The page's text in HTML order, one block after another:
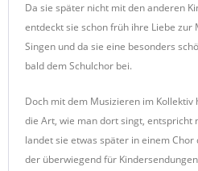
Da sie später nicht mit den anderen
entdeckt sie schon früh ihre Liebe zur
Singen und da sie eine besonders
bald dem Schulchor bei.
Doch mit dem Musizieren im Kollektiv
die Art, wie man dort singt, entspricht
landet sie etwas später in einem Chor
der überwiegend für